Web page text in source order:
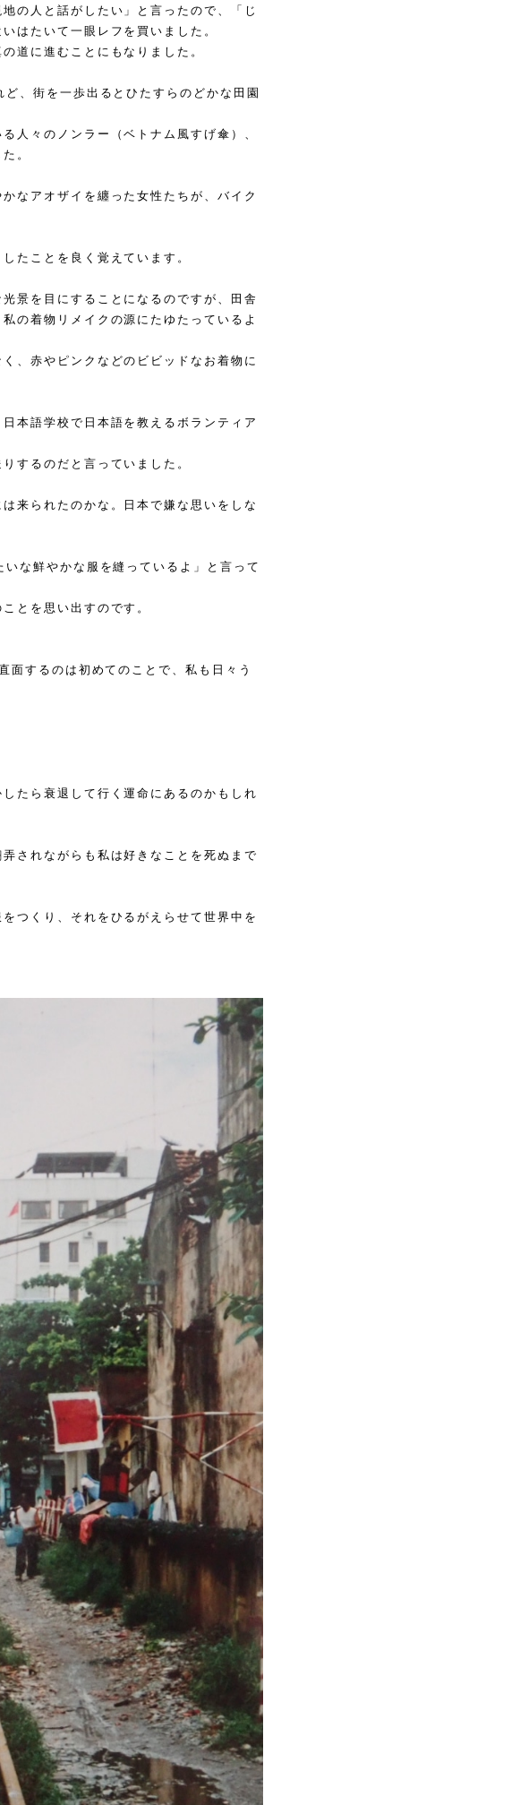
の人と話がしたい」と言ったので、「じ
はたいて一眼レフを買いました。
道に進むことにもなりました。
、街を一歩出るとひたすらのどかな田園
人々のノンラー（ベトナム風すげ傘）、
。
なアオザイを纏った女性たちが、バイク
たことを良く覚えています。
景を目にすることになるのですが、田舎
の着物リメイクの源にたゆたっているよ
、赤やピンクなどのビビッドなお着物に
本語学校で日本語を教えるボランティア
するのだと言っていました。
は来られたのかな。日本で嫌な思いをしな
な鮮やかな服を縫っているよ」と言って
とを思い出すのです。
面するのは初めてのことで、私も日々う
たら衰退して行く運命にあるのかもしれ
されながらも私は好きなことを死ぬまで
つくり、それをひるがえらせて世界中を